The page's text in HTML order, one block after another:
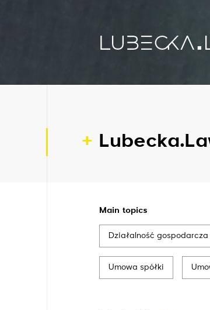
Main topics
Działalność gospodarcza
Umowa spółki